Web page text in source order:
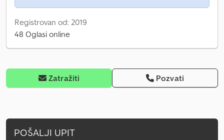
Registrovan od: 2019
48 Oglasi online
Zatražiti Pozvati
POŠALJI UPIT